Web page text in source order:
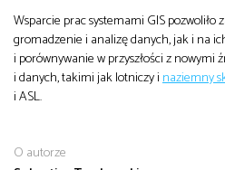
Wsparcie prac systemami GIS
gromadzenie i analizę danych, jak i na
i porównywanie w przyszłości z nowymi
i danych, takimi jak lotniczy inaziemny
i ASL.
O autorze